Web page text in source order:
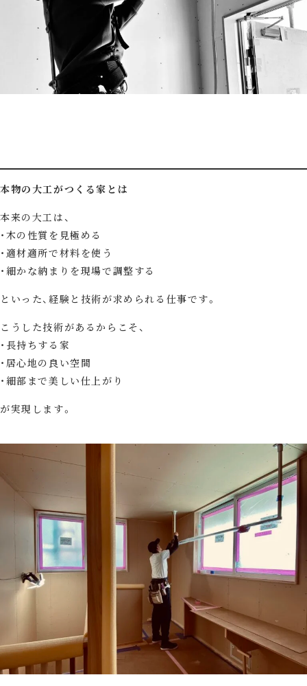
本物の大工がつくる家とは
本来の大工は、
木の性質を見極める
適材適所で材料を使う
細かな納まりを現場で調整する
といった、経験と技術が求められる仕事です。
こうした技術があるからこそ、
長持ちする家
居心地の良い空間
細部まで美しい仕上がり
が実現します。